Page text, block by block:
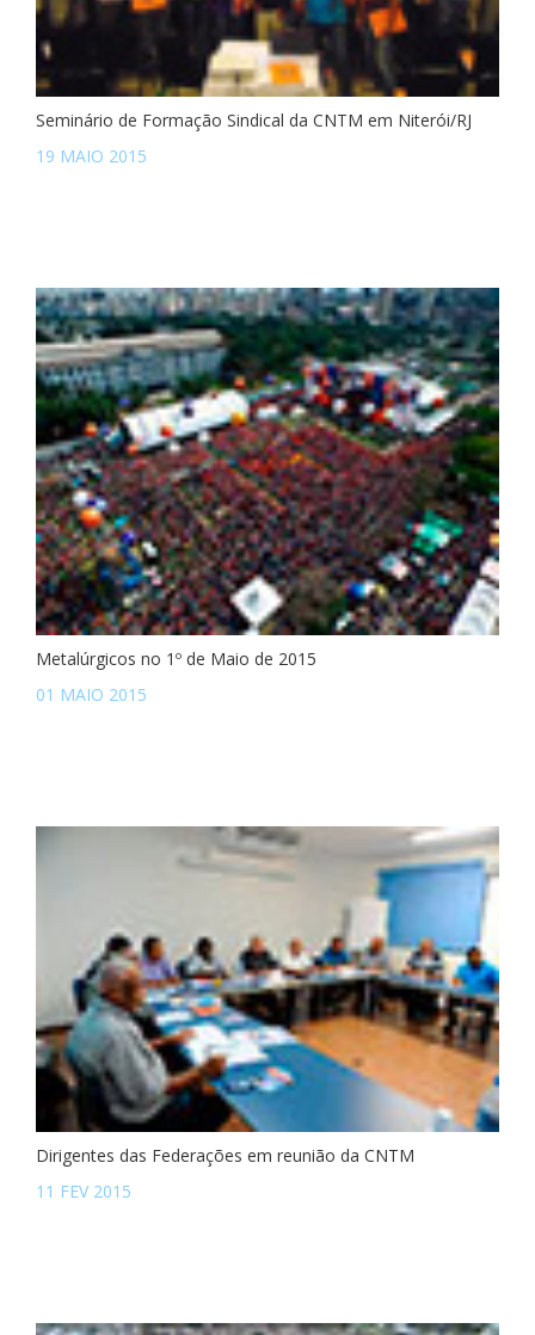
Seminário de Formação Sindical da CNTM em Niterói/RJ
19 MAIO 2015
Metalúrgicos no 1º de Maio de 2015
01 MAIO 2015
Dirigentes das Federações em reunião da CNTM
11 FEV 2015